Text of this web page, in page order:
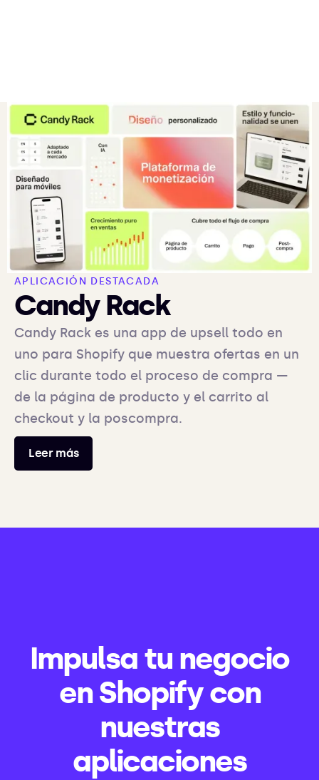
APLICACIÓN DESTACADA
Candy Rack
Candy Rack es una app de upsell todo en
uno para Shopify que muestra ofertas en un
clic durante todo el proceso de compra —
de la página de producto y el carrito al
checkout y la poscompra.
Leer más
Impulsa tu negocio
en Shopify con
nuestras
aplicaciones